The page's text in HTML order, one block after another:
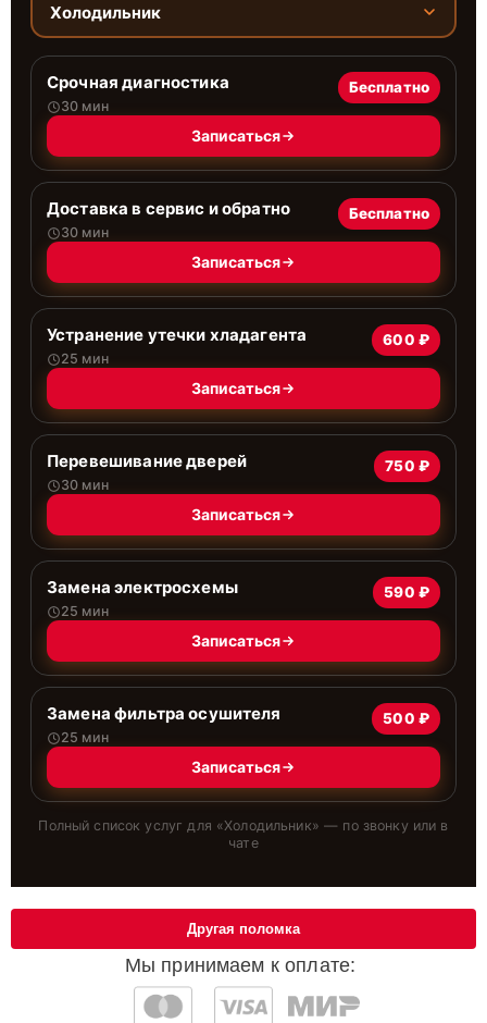
Холодильник
Срочная диагностика
30 мин
Бесплатно
Записаться
Доставка в сервис и обратно
30 мин
Бесплатно
Записаться
Устранение утечки хладагента
25 мин
600 ₽
Записаться
Перевешивание дверей
30 мин
750 ₽
Записаться
Замена электросхемы
25 мин
590 ₽
Записаться
Замена фильтра осушителя
25 мин
500 ₽
Записаться
Полный список услуг для «Холодильник» — по звонку или в
чате
Мы принимаем к оплате:
Другая поломка